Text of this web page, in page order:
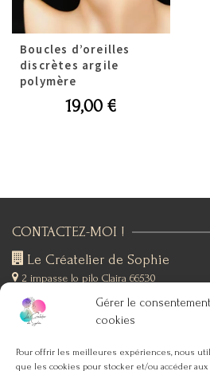
Gérer le
cookies
Pour offrir les meilleures expériences, nous
que les cookies pour stocker et/ou accéder
Boucles d’oreilles
discrètes argile
polymère
19,00 €
CONTACTEZ-MOI !
Le Créatelier de Sophie
2 impasse lo pilo Claira 66530
+(33)6 19 76 12 53
SUIVEZ-MOI !